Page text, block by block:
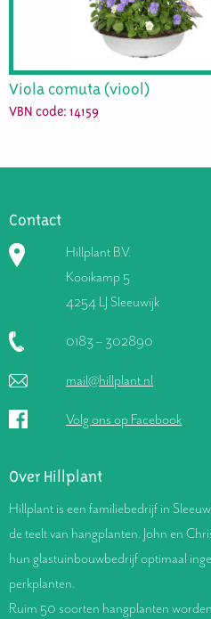
Viola cornuta (viool)
VBN code: 14159
Contact
Hillplant B.V.
Kooikamp 5
4254 LJ Sleeuwijk
0183 – 302890
mail@hillplant.nl
Volg ons op Facebook
Over Hillplant
Hillplant is een familiebedrijf in
de teelt van hangplanten. John en
hun glastuinbouwbedrijf optimaal
perkplanten.
Ruim 50 soorten hangplanten